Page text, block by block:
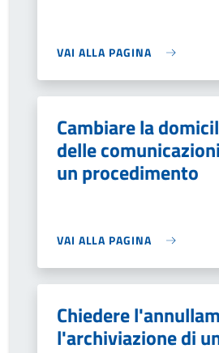
VAI ALLA PAGINA
Cambiare la
delle
un procedimento
VAI ALLA PAGINA
Chiedere
l'archiviazione di